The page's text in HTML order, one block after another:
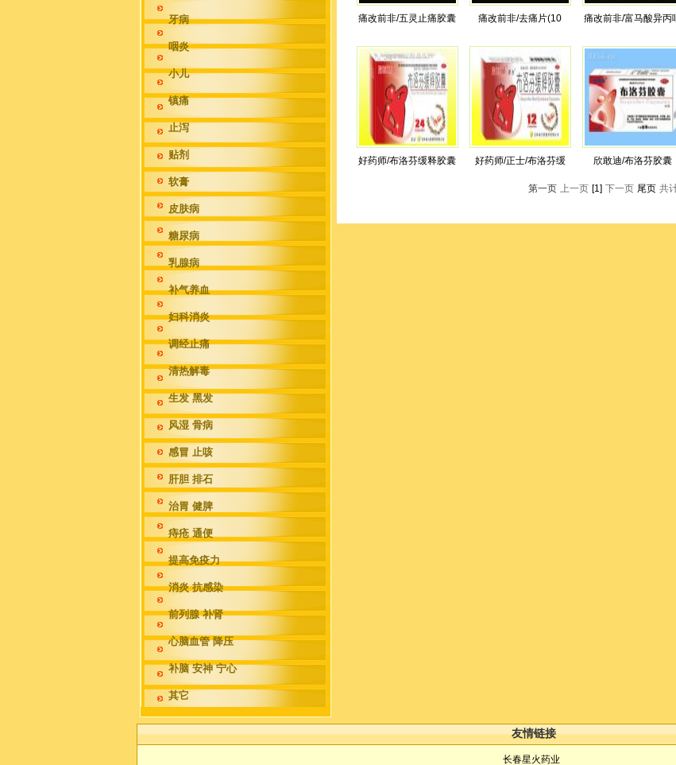
牙病
咽炎
小儿
镇痛
止泻
贴剂
软膏
皮肤病
糖尿病
乳腺病
补气养血
妇科消炎
调经止痛
清热解毒
生发 黑发
风湿 骨病
感冒 止咳
肝胆 排石
治胃 健脾
痔疮 通便
提高免疫力
消炎 抗感染
前列腺 补肾
心脑血管 降压
补脑 安神 宁心
其它
痛改前非/五灵止痛胶囊 痛改前非/去痛片(10 痛改前非/富马酸异丙
好药师/布洛芬缓释胶囊 好药师/正士/布洛芬缓 欣敢迪/布洛芬胶囊
第一页 上一页 [1] 下一页 尾页 共
友情链接
长春星火药业